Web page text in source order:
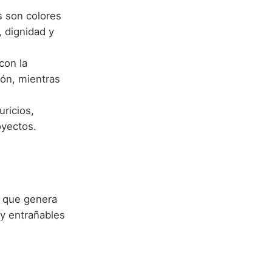
son colores
dignidad y
la
mientras
genera
entrañables